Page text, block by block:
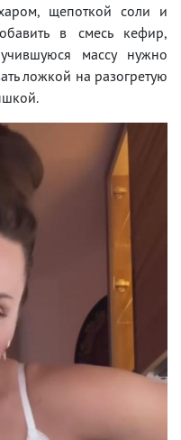
щепоткой соли и
в смесь кефир,
массу нужно
ложкой на разогретую